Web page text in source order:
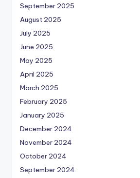
September 2025
August 2025
July 2025
June 2025
May 2025
April 2025
March 2025
February 2025
January 2025
December 2024
November 2024
October 2024
September 2024